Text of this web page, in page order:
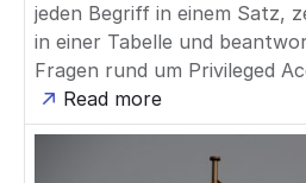
jeden Begriff in einem Satz,
in einer Tabelle und
Fragen rund um Privileged
Read more